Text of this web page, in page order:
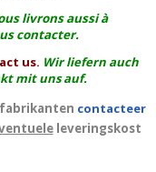
livrons aussi à
contacter.
us. Wir liefern auch
mit uns auf.
contacteer
leveringskost